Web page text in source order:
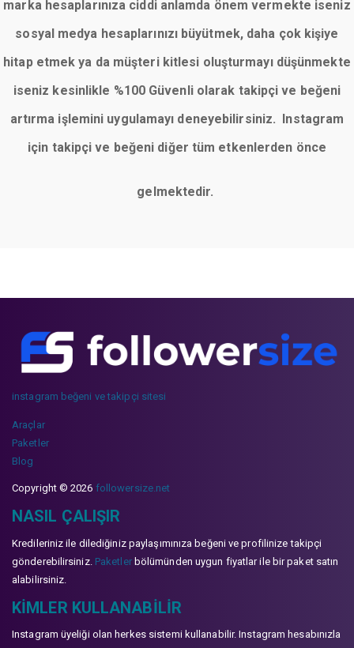
marka hesaplarınıza ciddi anlamda önem vermekte iseniz
sosyal medya hesaplarınızı büyütmek, daha çok kişiye
hitap etmek ya da müşteri kitlesi oluşturmayı düşünmekte
iseniz kesinlikle %100 Güvenli olarak takipçi ve beğeni
artırma işlemini uygulamayı deneyebilirsiniz. Instagram
için takipçi ve beğeni diğer tüm etkenlerden önce
gelmektedir.
instagram beğeni ve takipçi sitesi
Araçlar
Paketler
Blog
Copyright © 2026 followersize.net
NASIL ÇALIŞIR
Kredileriniz ile dilediğiniz paylaşımınıza beğeni ve profilinize takipçi
gönderebilirsiniz. Paketlerbölümünden uygun fiyatlar ile bir paket satın
alabilirsiniz.
KIMLER KULLANABILIR
Instagram üyeliği olan herkes sistemi kullanabilir. Instagram hesabınızla